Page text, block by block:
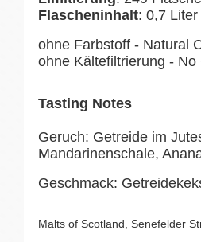
Flascheninhalt: 0,7 Liter
ohne Farbstoff - Natural
ohne Kältefiltrierung - No
Tasting Notes
Geruch: Getreide im
Mandarinenschale,
Geschmack:
Malts of Scotland, Senefelder